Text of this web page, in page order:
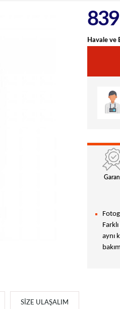
839
Havale ve
aynı
SIZE ULAŞALIM